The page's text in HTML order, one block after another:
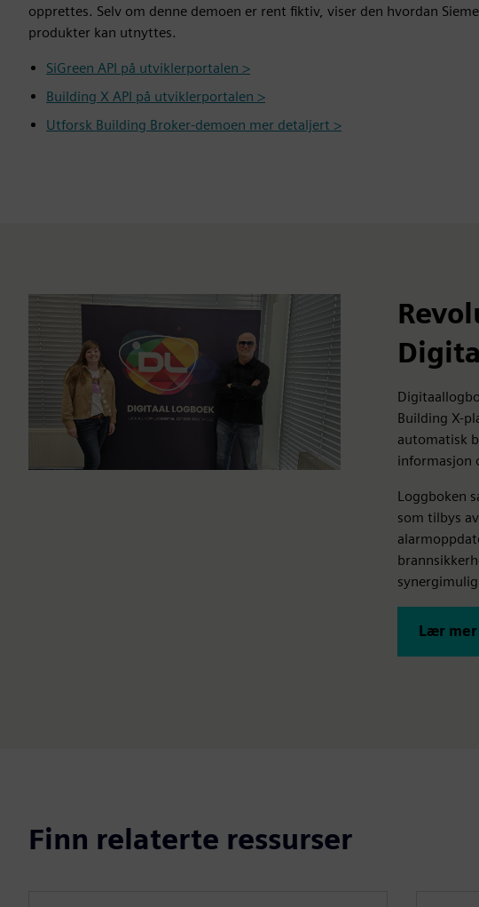
opprettes. Selv om denne demoen er rent fiktiv, viser den hvordan
produkter kan utnyttes.
SiGreen API på utviklerportalen >
Building X API på utviklerportalen >
Utforsk Building Broker-demoen mer detaljert >
Building X-
automatisk
informasjon
Loggboken
som tilbys
Lær mer
Finn relaterte ressurser